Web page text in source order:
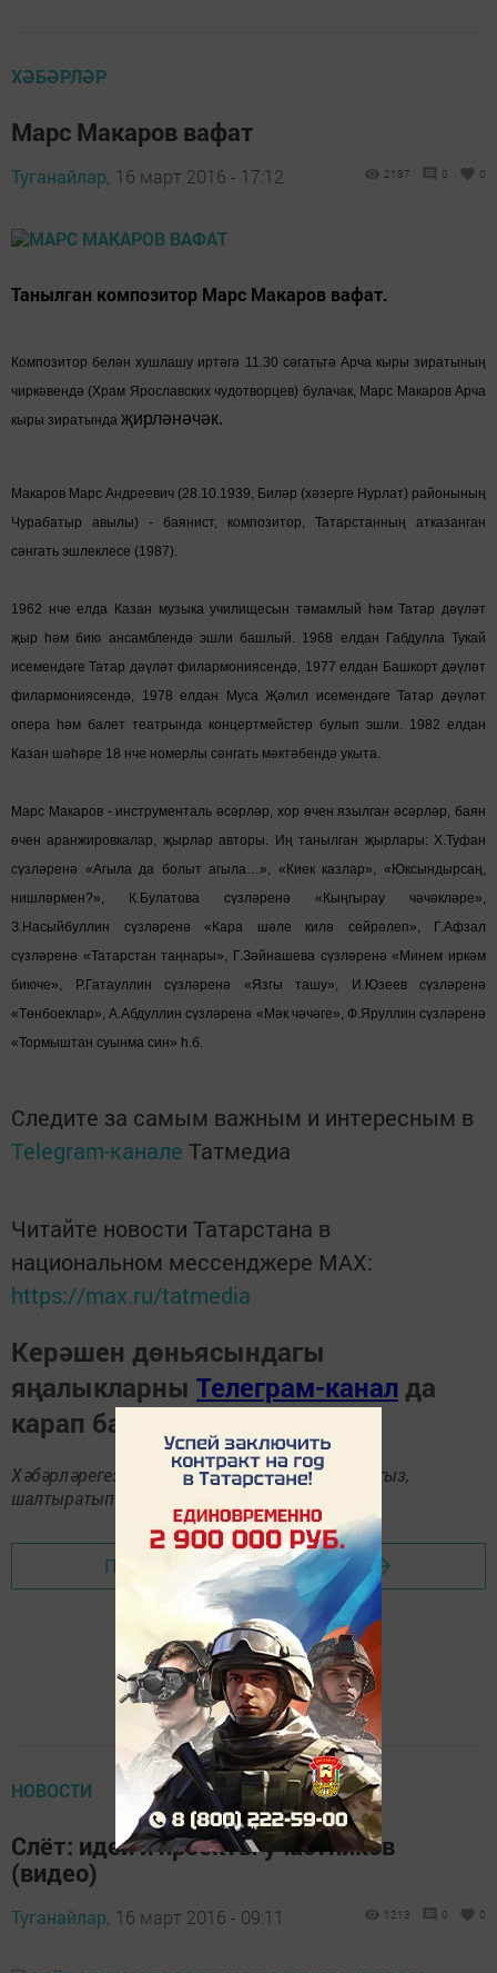
ХӘБӘРЛӘР
Марс Макаров вафат
Туганайлар, 16 март 2016 - 17:12 2187 0 0
Танылган композитор Марс Макаров вафат.
Композитор белән хушлашу иртәгә 11.30 сәгатьтә Арча кыры зиратының
чиркәвендә (Храм Ярославских чудотворцев) булачак, Марс Макаров Арча
кыры зиратында җирләнәчәк.
Макаров Марс Андреевич (28.10.1939, Билəр (хəзерге Нурлат) районының
Чурабатыр авылы) - баянист, композитор, Татарстанның атказанган
сәнгать эшлеклесе (1987).
1962 нче елда Казан музыка училищесын тәмамлый һәм Татар дəүлəт
җыр һəм бию ансамблендə эшли башлый. 1968 елдан Габдулла Тукай
исемендәге Татар дәүләт филармониясендә, 1977 елдан Башкорт дәүләт
филармониясендә, 1978 елдан Муса Җәлил исемендәге Татар дәүләт
опера һәм балет театрында концертмейстер булып эшли. 1982 елдан
Казан шәһәре 18 нче номерлы сәнгать мәктәбендә укыта.
Марс Макаров - инструменталь әсәрләр, хор өчен язылган әсәрләр, баян
өчен аранжировкалар, җырлар авторы. Иң танылган җырлары: Х.Туфан
сүзләренә «Агыла да болыт агыла…», «Киек казлар», «Юксындырсаң,
нишләрмен?», К.Булатова сүзләренә «Кыңгырау чәчәкләре»,
З.Насыйбуллин сүзләренә «Кара шәле килә сөйрәлеп», Г.Афзал
сүзләренә «Татарстан таңнары», Г.Зәйнашева сүзләренә «Минем иркәм
биюче», Р.Гатауллин сүзләренә «Язгы ташу», И.Юзеев сүзләренә
«Төнбоеклар», А.Абдуллин сүзләренә «Мәк чәчәге», Ф.Яруллин сүзләренә
«Тормыштан суынма син» һ.б.
Следите за самым важным и интересным в
Telegram-канале Татмедиа
Читайте новости Татарстана в
национальном мессенджере MАХ:
https://max.ru/tatmedia
Керәшен дөньясындагы
яңалыкларны Телеграм-канал да
карап барыгыз.
Хәбәрләрегезне 89172509795номерына языгыз,
шалтыратып әйтегез.
Перейти на страницу новости
НОВОСТИ
Слёт: идеи и проекты участников
(видео)
Туганайлар, 16 март 2016 - 09:11 1213 0 0